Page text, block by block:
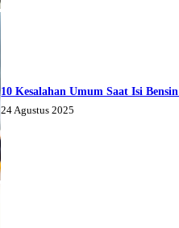
10 Kesalahan Umum Saat Isi
24 Agustus 2025